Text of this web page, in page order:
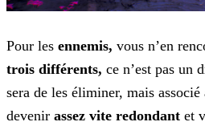
Pour les ennemis, vous n’en
trois différents, ce n’est pas un
sera de les éliminer, mais associé
devenir assez vite redondant et